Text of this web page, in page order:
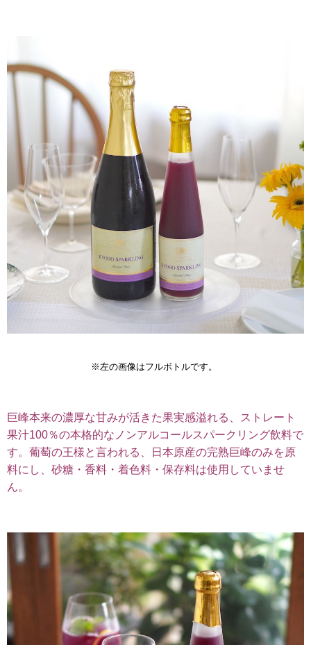
※左の画像はフルボトルです。
巨峰本来の濃厚な甘みが活きた果実感溢れる、ストレート
果汁100％の本格的なノンアルコールスパークリング飲料で
す。葡萄の王様と言われる、日本原産の完熟巨峰のみを原
料にし、砂糖・香料・着色料・保存料は使用していませ
ん。